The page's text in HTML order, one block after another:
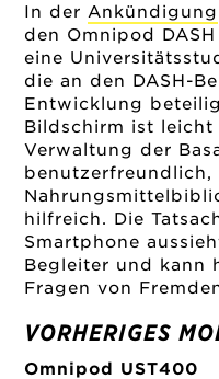
In der Ankündigung
den Omnipod
eine
die an den DASH-
Entwicklung
Bildschirm ist
Verwaltung der
benutzerfreundlich,
hilfreich. Die
Smartphone
Begleiter und kann
Fragen von
VORHERIGES
Omnipod UST400